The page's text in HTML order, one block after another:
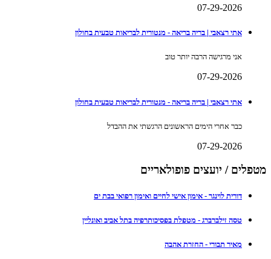
07-29-2026
אתי רצאבי | בריה בריאה - מנטורית לבריאות טבעית בחולון
אני מרגישה הרבה יותר טוב
07-29-2026
אתי רצאבי | בריה בריאה - מנטורית לבריאות טבעית בחולון
כבר אחרי הימים הראשונים הרגשתי את ההבדל
07-29-2026
מטפלים / יועצים פופולאריים
דורית לוינגר - אימון אישי לחיים ואימון רפואי בבת ים
טסה זילברברג - מטפלת בפסיכותרפיה בתל אביב ואונליין
מאיר תבורי - החזרת אהבה